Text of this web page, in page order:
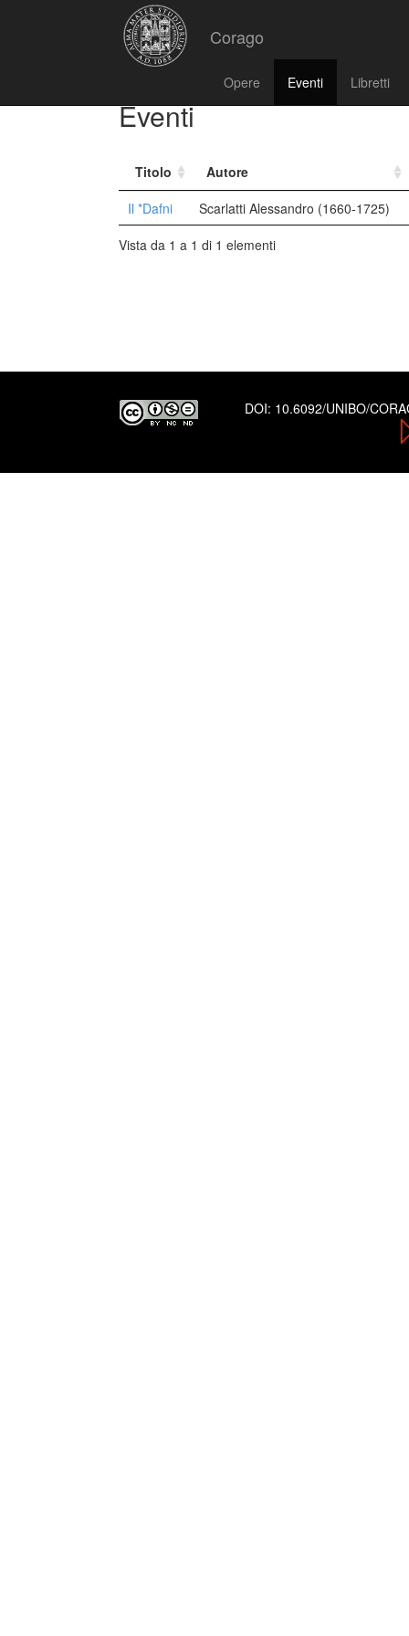
Corago
Opere Eventi Libretti
Eventi
Titolo
Autore
Il *Dafni
Scarlatti Alessandro (1660-1725)
Vista da 1 a 1 di 1 elementi
DOI: 10.6092/UNIBO/